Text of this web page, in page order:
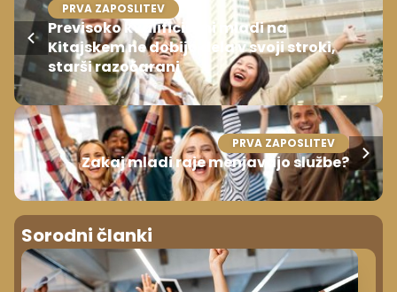
PRVA ZAPOSLITEV
Previsoko kvalificirani mladi na
Kitajskem ne dobijo dela v svoji stroki,
starši razočarani
PRVA ZAPOSLITEV
Zakaj mladi raje menjavajo službe?
Sorodni članki